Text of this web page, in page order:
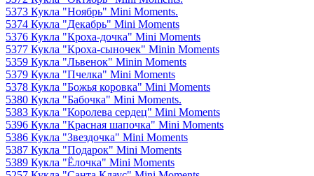
5373 Кукла "Ноябрь" Mini Moments.
5374 Кукла "Декабрь" Mini Moments
5376 Кукла "Кроха-дочка" Mini Moments
5377 Кукла "Кроха-сыночек" Minin Moments
5359 Кукла "Львенок" Minin Moments
5379 Кукла "Пчелка" Mini Moments
5378 Кукла "Божья коровка" Mini Moments
5380 Кукла "Бабочка" Mini Moments.
5383 Кукла "Королева сердец" Mini Moments
5396 Кукла "Красная шапочка" Mini Moments
5386 Кукла "Звездочка" Mini Moments
5387 Кукла "Подарок" Mini Moments
5389 Кукла "Ёлочка" Mini Moments